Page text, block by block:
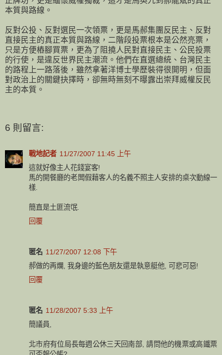
本質與路線。
反對公投、反對選民一次領票，更是馬郝集團反民主、反對
直接民主的真正本質與路線，二階段投票根本是公然亮票，
只是方便樁腳買票，更為了阻撓人民對直接民主、公民投票
的行使，是違反世界民主潮流。他們在直選總統、台灣民主
的路程上一路落後，雖然拿著洋博士學歷裝得很開明，但面
對政治上的關鍵抉擇時，卻無時無刻不曝露出崇拜威權反民
主的本質。
6 則留言:
戰地記者 11/27/2007 11:45 上午
這就好像主人花錢宴客!
馬的開餐廳的老闆假藉客人的名義不照主人安排的桌次動線一
樣.
簡直是土匪流氓.
回覆
匿名 11/27/2007 12:08 下午
郝做的再爛, 我身邊的藍色朋友還是執意艇他, 可悲可惡!
回覆
匿名 11/28/2007 5:33 上午
簡議員,
北市府有位局長每週公休三天回南部, 請問他的機票或高鐵票